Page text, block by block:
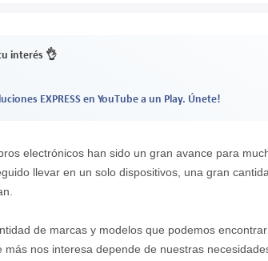
interés 👌
EXPRESS en YouTube a un Play. Únete!
electrónicos han sido un gran avance para
llevar en un solo dispositivos, una gran
de marcas y modelos que podemos
más nos interesa depende de nuestras